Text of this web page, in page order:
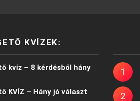
KVÍZEK:
kvíz – 8 kérdésből hány
KVÍZ – Hány jó választ